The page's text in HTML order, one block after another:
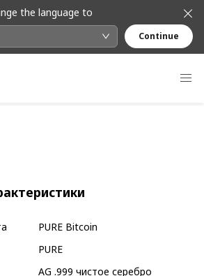
the language to
Continue
PURE Bitcoin
PURE
AG .999 чистое серебро